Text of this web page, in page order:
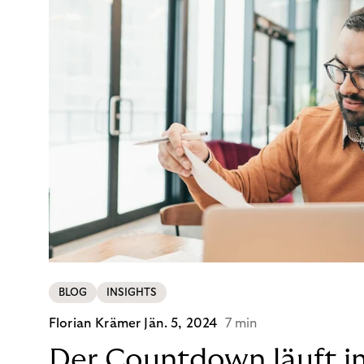
BLOG INSIGHTS
Florian Krämer Jän. 5, 2024 7 min